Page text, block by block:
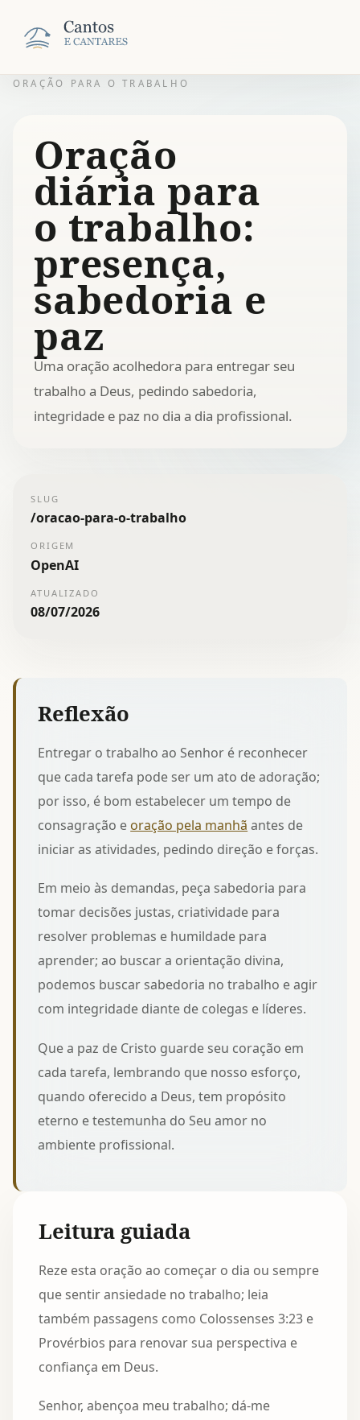
ORAÇÃO PARA O TRABALHO
Oração
diária para
o trabalho:
presença,
sabedoria e
paz
Uma oração acolhedora para entregar seu
trabalho a Deus, pedindo sabedoria,
integridade e paz no dia a dia profissional.
SLUG
/oracao-para-o-trabalho
ORIGEM
OpenAI
ATUALIZADO
08/07/2026
Reflexão
Entregar o trabalho ao Senhor é reconhecer
que cada tarefa pode ser um ato de adoração;
por isso, é bom estabelecer um tempo de
consagração e oração pela manhã antes de
iniciar as atividades, pedindo direção e forças.
Em meio às demandas, peça sabedoria para
tomar decisões justas, criatividade para
resolver problemas e humildade para
aprender; ao buscar a orientação divina,
podemos buscar sabedoria no trabalho e agir
com integridade diante de colegas e líderes.
Que a paz de Cristo guarde seu coração em
cada tarefa, lembrando que nosso esforço,
quando oferecido a Deus, tem propósito
eterno e testemunha do Seu amor no
ambiente profissional.
Leitura guiada
Reze esta oração ao começar o dia ou sempre
que sentir ansiedade no trabalho; leia
também passagens como Colossenses 3:23 e
Provérbios para renovar sua perspectiva e
confiança em Deus.
Senhor, abençoa meu trabalho; dá-me